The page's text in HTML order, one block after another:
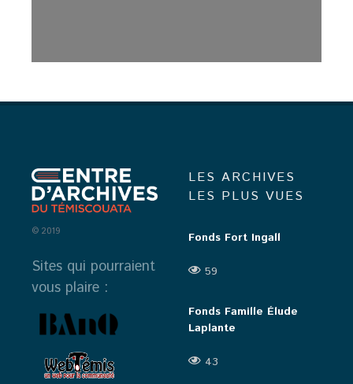
© 2019
Sites qui pourraient
vous plaire :
LES ARCHIVES
LES PLUS VUES
Fonds Fort Ingall
59
Fonds Famille Élude
Laplante
43